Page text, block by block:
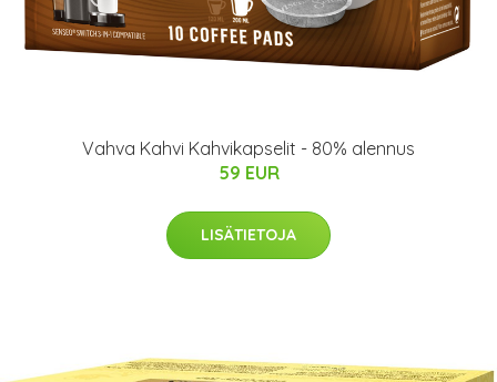
Vahva Kahvi Kahvikapselit - 80% alennus
59 EUR
LISÄTIETOJA